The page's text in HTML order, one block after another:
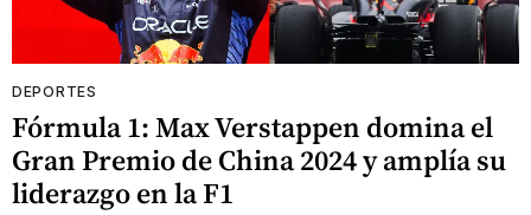
DEPORTES
Fórmula 1: Max Verstappen domina el
Gran Premio de China 2024 y amplía su
liderazgo en la F1